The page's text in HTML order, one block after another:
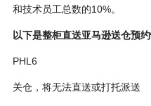
和技术员工总数的10%。
以下是整柜直送亚马逊送仓预
PHL6
关仓，将无法直送或打托派送